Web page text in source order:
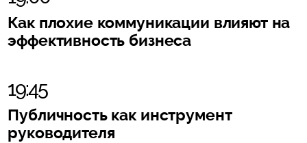
Как плохие коммуникации влияют на
эффективность бизнеса
19:45
Публичность как инструмент
руководителя